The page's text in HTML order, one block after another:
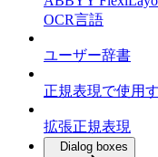
OCR言語
ユーザー辞書
正規表現で使用
拡張正規表現
Dialog boxes